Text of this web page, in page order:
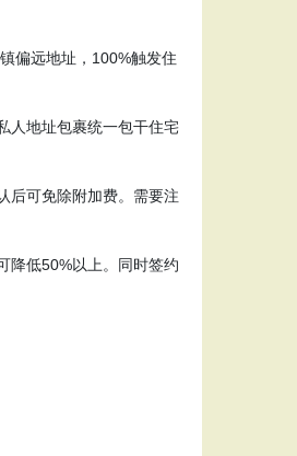
偏远地址，100%触发住
人地址包裹统一包干住宅
后可免除附加费。需要注
降低50%以上。同时签约